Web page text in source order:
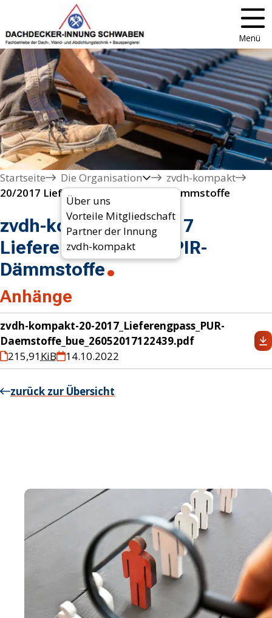
Menü
Startseite
Die Organisation
Über uns
Vorteile Mitgliedschaft
Partner der Innung
zvdh-kompakt
zvdh-kompakt
20/2017 Lieferengpässe PU-/PIR-Dämmstoffe
zvdh-kompakt 20/2017
Lieferengpässe PU-/PIR-
Dämmstoffe
Anhänge
zvdh-kompakt-20-2017_Lieferengpass_PUR-
Daemstoffe_bue_26052017122439.pdf
215,91KiB 14.10.2022
zurück zur Übersicht